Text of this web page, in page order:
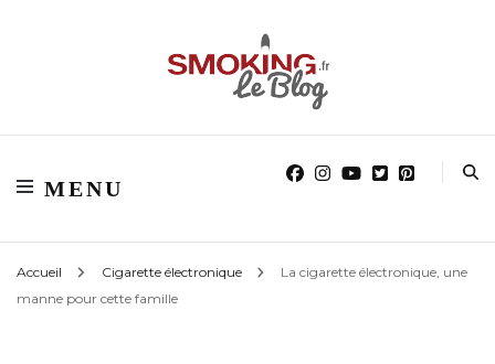
Blog smoking.fr
MENU
Accueil Cigarette électronique
La cigarette électronique, une
manne pour cette famille